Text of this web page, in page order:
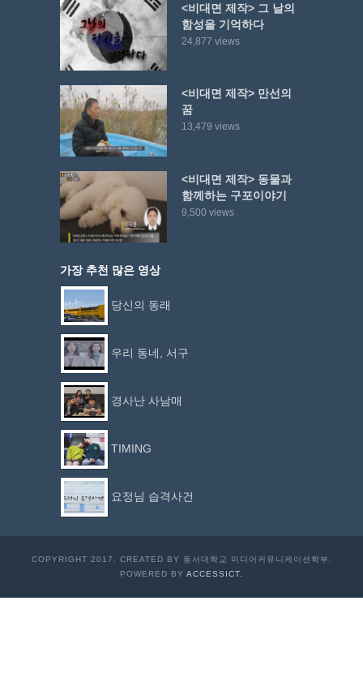
<비대면 제작> 그 날의
함성을 기억하다
24,877 views
<비대면 제작> 만선의
꿈
13,479 views
<비대면 제작> 동물과
함께하는 구포이야기
9,500 views
가장 추천 많은 영상
당신의 동래
우리 동네, 서구
경사난 사남매
TIMING
요정님 습격사건
COPYRIGHT 2017. CREATED BY 동서대학교 미디어커뮤니케이션학부.
POWERED BY ACCESSICT.